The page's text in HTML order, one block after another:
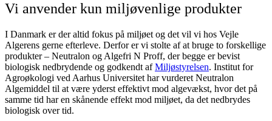
Vi anvender kun miljøvenlige produkter
I Danmark er der altid fokus på miljøet og det vil vi hos Vejle
Algerens gerne efterleve. Derfor er vi stolte af at bruge to forskellige
produkter – Neutralon og Algefri N Proff, der begge er bevist
biologisk nedbrydende og godkendt afMiljøstyrelsen. Institut for
Agroøkologi ved Aarhus Universitet har vurderet Neutralon
Algemiddel til at være yderst effektivt mod algevækst, hvor det på
samme tid har en skånende effekt mod miljøet, da det nedbrydes
biologisk over tid.